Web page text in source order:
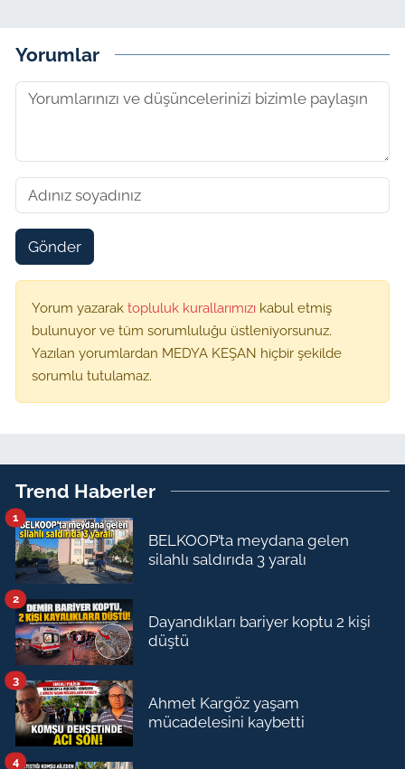
Yorumlar
Gönder
Yorum yazarak topluluk kurallarımızı kabul etmiş
bulunuyor ve tüm sorumluluğu üstleniyorsunuz.
Yazılan yorumlardan MEDYA KEŞAN hiçbir şekilde
sorumlu tutulamaz.
Trend Haberler
BELKOOP’ta meydana gelen
silahlı saldırıda 3 yaralı
1
Dayandıkları bariyer koptu 2 kişi
düştü
2
Ahmet Kargöz yaşam
mücadelesini kaybetti
3
4